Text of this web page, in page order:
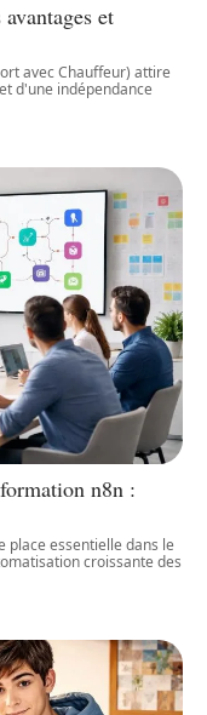
et
avec Chauffeur) attire
d'une indépendance
n8n :
place essentielle dans le
croissante des